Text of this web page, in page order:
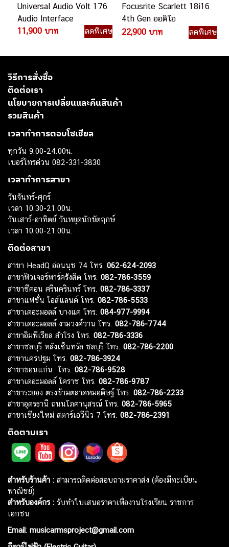
Universal Audio Volt 176
Audio Interface
11,900 บาท
ลดพิเศษ
Focusrite Scarlett 18i16
4th Gen ออดิโอ
อินเตอร์เฟส
22,900 บาท ลดพิเศษ
วิธีการสั่งซื้อ
ติดต่อเรา
นโยบายการเปลี่ยนและคืนสินค้า
รวมสินค้า
เวลาทำการตอบโซเชียล
ทุกวัน 9.00-24.00น.
เบอร์โทรด่วน 082-331-3830
เวลาทำการสาขา
วันจันทร์-ศุกร์
เวลา 10.30-21.00น.
วันเสาร์-อาทิตย์ วันหยุดนักขัตฤกษ์
เวลา 10.00-21.00น.
ติดต่อสาขา
สาขา HeadQ อ่อนนุช 74 โทร. 062-624-2093
สาขาฟิวเจอร์พาร์ครังสิต โทร. 082-786-3559
สาขาซีคอน ศรีนครินทร์ โทร. 082-786-3337
สาขาแฟชั่น ไอส์แลนด์ โทร. 082-786-5533
สาขาเดอะมอลล์ บางแค โทร. 084-977-9994
สาขาเดอะมอลล์ งามวงศ์วาน โทร. 082-786-7744
สาขาอิมพีเรียล สำโรง โทร. 082-786-3336
สาขาชลบุรี หลังเซ็นทรัล ชลบุรี โทร. 082-786-2200
สาขานครปฐม โทร. 082-786-3924
สาขาขอนแก่น โทร. 082-786-9528
สาขาเดอะมอลล์ โคราช โทร. 082-786-9787
สาขาระยอง ตรงข้ามตลาดหมอดิษฐ์ โทร. 082-786-2233
สาขาอุดรธานี ถนนโภคานุสรณ์ โทร. 082-786-5965
สาขาเชียงใหม่ สตาร์เอวีนิว 7 โทร. 082-786-2391
ติดตามเรา
สำหรับร้านค้า : สามารถติดต่อสอบถามราคาส่ง (ต้องมีทะเบียน
พาณิชย์)
สำหรับองค์กร : รับทำใบเสนอราคาเพื่องานโรงเรียน ราชการ
เอกชน
Email: musicarmsproject@gmail.com